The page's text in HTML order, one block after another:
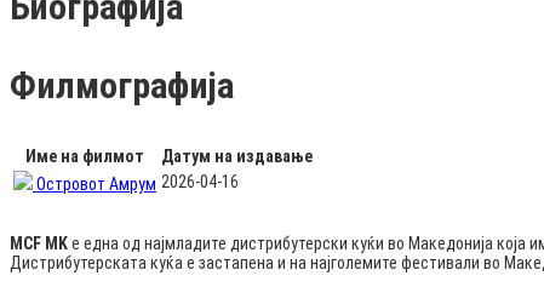
Филмографија
Име на филмот
Датум на издавање
Островот Амрум 2026-04-16
MCF MKе една од најмладите дистрибутерски куќи во Македонија
Дистрибутерската куќа е застапена и на најголемите фестивали во